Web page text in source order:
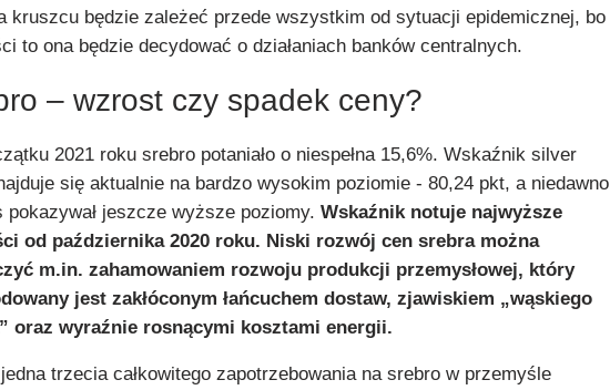
kruszcu będzie zależeć przede wszystkim od sytuacji epidemicznej, bo
to ona będzie decydować o działaniach banków centralnych.
– wzrost czy spadek ceny?
2021 roku srebro potaniało o niespełna 15,6%. Wskaźnik silver
się aktualnie na bardzo wysokim poziomie - 80,24 pkt, a niedawno
pokazywał jeszcze wyższe poziomy.Wskaźnik notuje najwyższe
od października 2020 roku. Niski rozwój cen srebra można
m.in. zahamowaniem rozwoju produkcji przemysłowej, który
jest zakłóconym łańcuchem dostaw, zjawiskiem „wąskiego
oraz wyraźnie rosnącymi kosztami energii.
trzecia całkowitego zapotrzebowania na srebro w przemyśle